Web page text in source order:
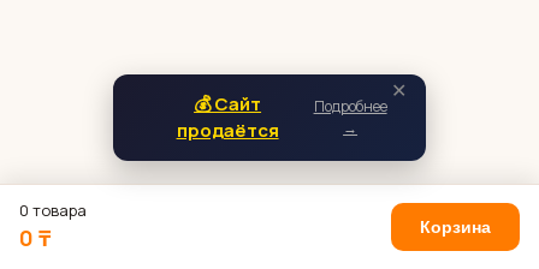
✕
💰 Сайт
продаётся
Подробнее
→
0 товара
0 ₸ Корзина